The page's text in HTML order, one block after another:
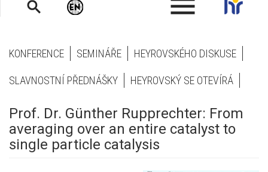
KONFERENCE SEMINÁŘE HEYROVSKÉHO DISKUSE
SLAVNOSTNÍ PŘEDNÁŠKY HEYROVSKÝ SE OTEVÍRÁ
Prof. Dr. Günther Rupprechter: From
averaging over an entire catalyst to
single particle catalysis